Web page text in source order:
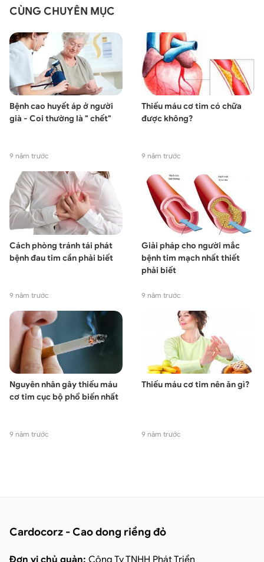
CÙNG CHUYÊN MỤC
Bệnh cao huyết áp ở người
già - Coi thường là " chết"
9 năm trước
Thiếu máu cơ tim có chữa
được không?
9 năm trước
Cách phòng tránh tái phát
bệnh đau tim cần phải biết
9 năm trước
Giải pháp cho người mắc
bệnh tim mạch nhất thiết
phải biết
9 năm trước
Nguyên nhân gây thiếu máu
cơ tim cục bộ phổ biến nhất
9 năm trước
Thiếu máu cơ tim nên ăn gì?
9 năm trước
Cardocorz - Cao dong riềng đỏ